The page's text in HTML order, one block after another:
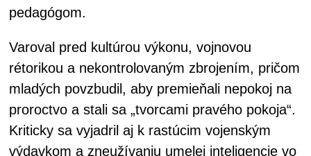
pedagógom.
Varoval pred kultúrou výkonu, vojnovou
rétorikou a nekontrolovaným zbrojením, pričom
mladých povzbudil, aby premieňali nepokoj na
proroctvo a stali sa „tvorcami pravého pokoja“.
Kriticky sa vyjadril aj k rastúcim vojenským
výdavkom a zneužívaniu umelej inteligencie vo